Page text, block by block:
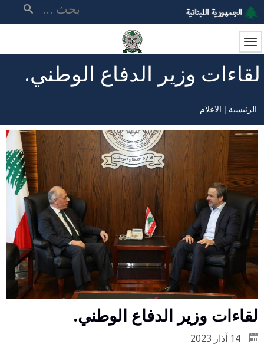
تجاوز
إلى
المحتوى
الرئيسي
لقاءات وزير الدفاع الوطني.
مسار
التنقل
الرئيسية الاعلام
لقاءات وزير الدفاع الوطني.